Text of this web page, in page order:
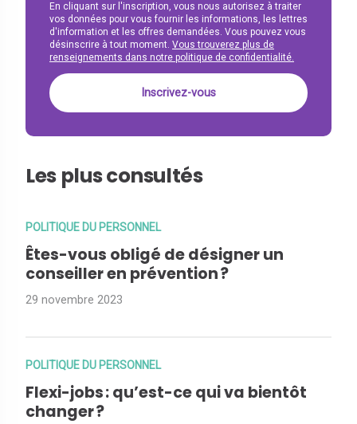
En cliquant sur l'inscription, vous nous autorisez à traiter
vos données pour vous fournir les informations, les lettres
d'information et les offres demandées. Vous pouvez vous
désinscrire à tout moment. Vous trouverez plus de
renseignements dans notre politique de confidentialité.
Les plus consultés
POLITIQUE DU PERSONNEL
Êtes-vous obligé de désigner un
conseiller en prévention ?
29 novembre 2023
POLITIQUE DU PERSONNEL
Flexi-jobs : qu’est-ce qui va bientôt
changer ?